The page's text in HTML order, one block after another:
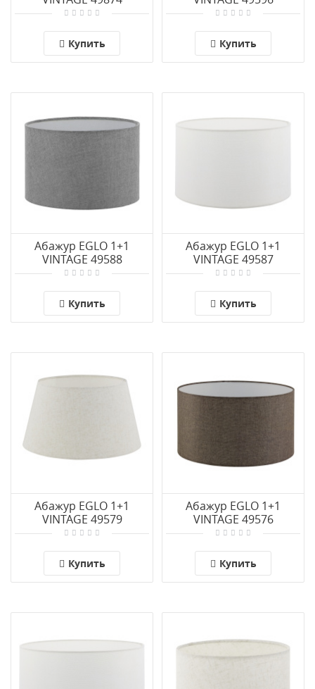
Купить Купить
Абажур EGLO 1+1
VINTAGE 49588
Купить
Абажур EGLO 1+1
VINTAGE 49587
Купить
Абажур EGLO 1+1
VINTAGE 49579
Купить
Абажур EGLO 1+1
VINTAGE 49576
Купить